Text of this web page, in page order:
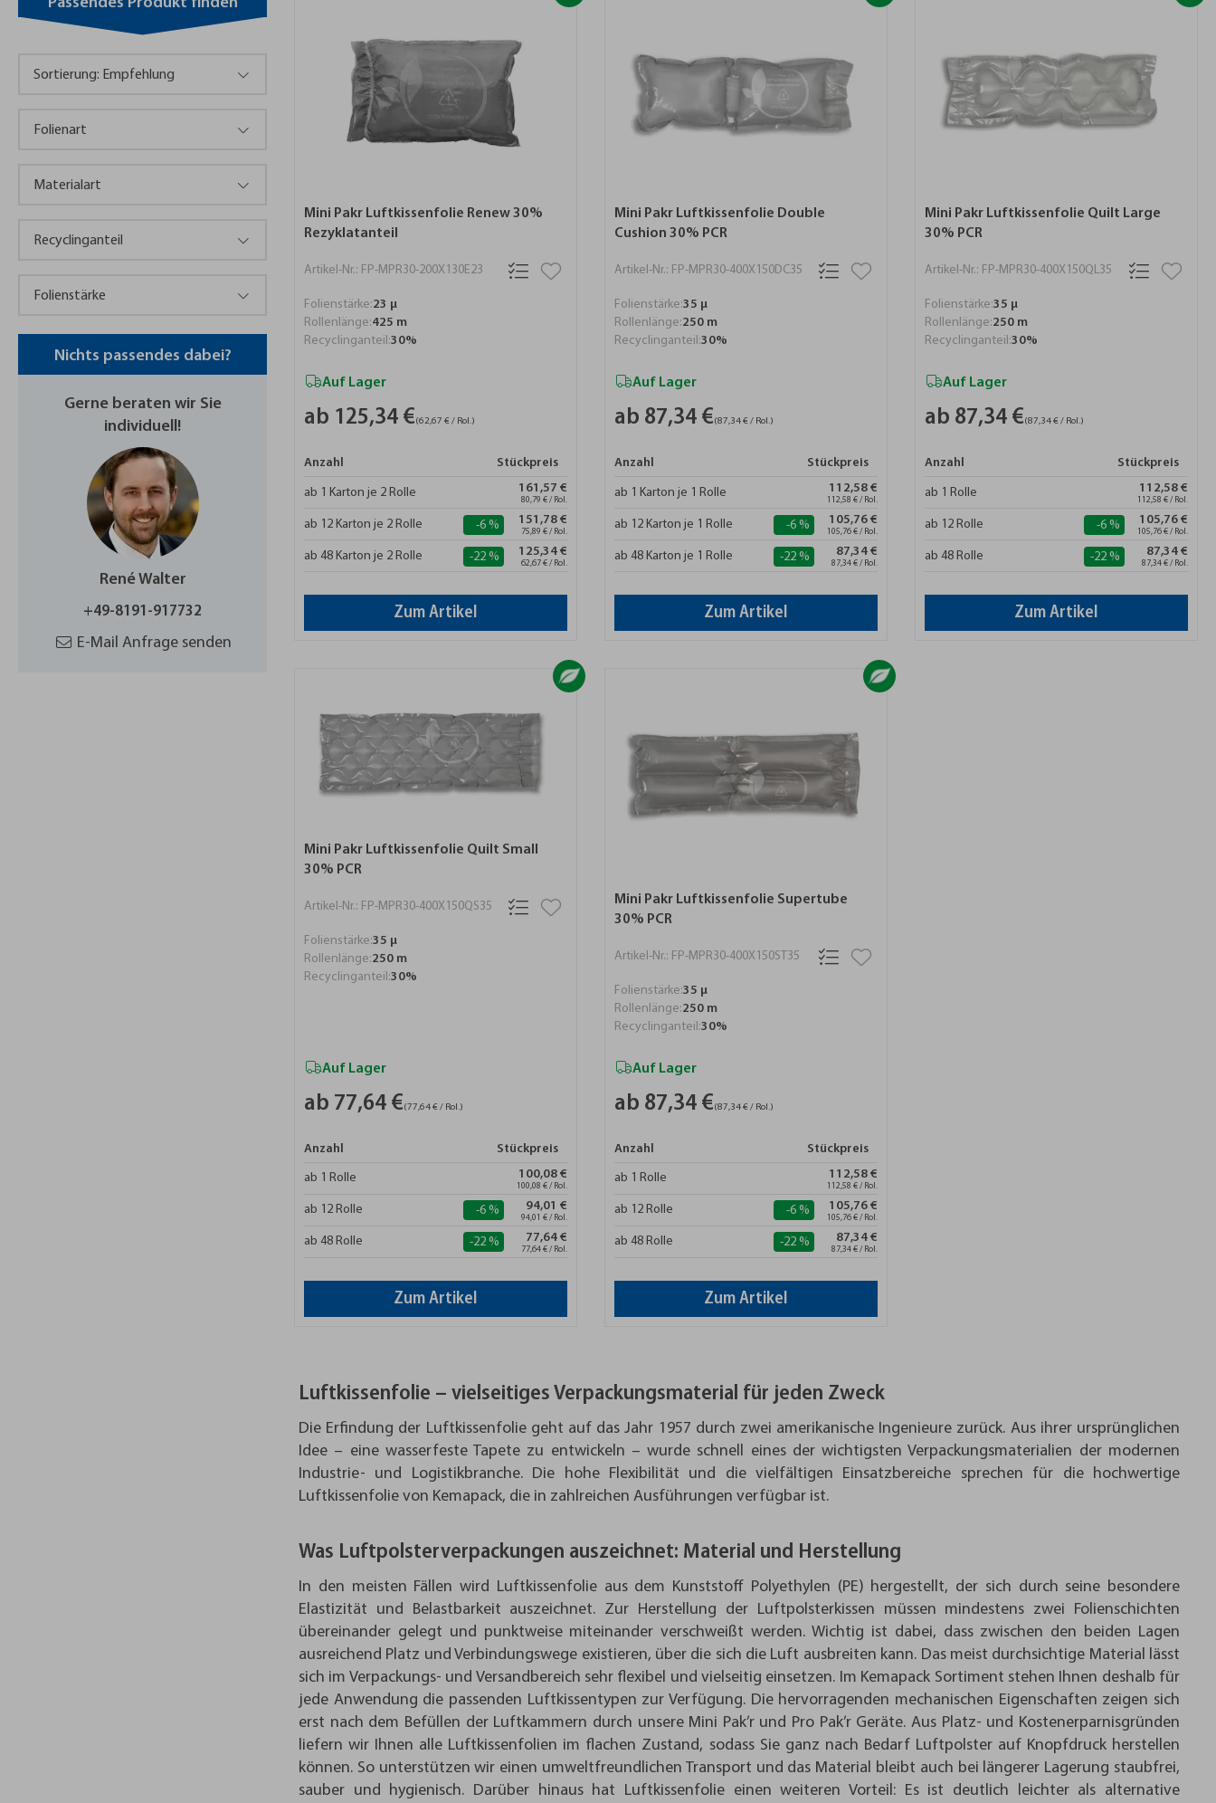
Nichts passendes dabei?
Gerne beraten wir Sie
individuell!
René Walter
+49-8191-917732
E-Mail Anfrage senden
Mini Pakr Luftkissenfolie Renew 30%
Rezyklatanteil
Artikel-Nr.: FP-MPR30-200X130E23
Folienstärke:23 µ
Rollenlänge:425 m
Recyclinganteil:30%
Auf Lager
ab 125,34 €(62,67 € / Rol.)
Anzahl Stückpreis
ab 1 Karton je 2 Rolle 161,57 €
80,79 € / Rol.
ab 12 Karton je 2 Rolle 151,78 €
75,89 € / Rol.
-6 %
ab 48 Karton je 2 Rolle 125,34 €
62,67 € / Rol.
-22 %
Zum Artikel
Mini Pakr Luftkissenfolie Double
Cushion 30% PCR
Artikel-Nr.: FP-MPR30-400X150DC35
Folienstärke:35 µ
Rollenlänge:250 m
Recyclinganteil:30%
Auf Lager
ab 87,34 €(87,34 € / Rol.)
Anzahl Stückpreis
ab 1 Karton je 1 Rolle 112,58 €
112,58 € / Rol.
ab 12 Karton je 1 Rolle 105,76 €
105,76 € / Rol.
-6 %
ab 48 Karton je 1 Rolle 87,34 €
87,34 € / Rol.
-22 %
Zum Artikel
Mini Pakr Luftkissenfolie Quilt Large
30% PCR
Artikel-Nr.: FP-MPR30-400X150QL35
Folienstärke:35 µ
Rollenlänge:250 m
Recyclinganteil:30%
Auf Lager
ab 87,34 €(87,34 € / Rol.)
Anzahl Stückpreis
ab 1 Rolle 112,58 €
112,58 € / Rol.
ab 12 Rolle 105,76 €
105,76 € / Rol.
-6 %
ab 48 Rolle 87,34 €
87,34 € / Rol.
-22 %
Zum Artikel
Mini Pakr Luftkissenfolie Quilt Small
30% PCR
Artikel-Nr.: FP-MPR30-400X150QS35
Folienstärke:35 µ
Rollenlänge:250 m
Recyclinganteil:30%
Auf Lager
ab 77,64 €(77,64 € / Rol.)
Anzahl Stückpreis
ab 1 Rolle 100,08 €
100,08 € / Rol.
ab 12 Rolle 94,01 €
94,01 € / Rol.
-6 %
ab 48 Rolle 77,64 €
77,64 € / Rol.
-22 %
Zum Artikel
Mini Pakr Luftkissenfolie Supertube
30% PCR
Artikel-Nr.: FP-MPR30-400X150ST35
Folienstärke:35 µ
Rollenlänge:250 m
Recyclinganteil:30%
Auf Lager
ab 87,34 €(87,34 € / Rol.)
Anzahl Stückpreis
ab 1 Rolle 112,58 €
112,58 € / Rol.
ab 12 Rolle 105,76 €
105,76 € / Rol.
-6 %
ab 48 Rolle 87,34 €
87,34 € / Rol.
-22 %
Zum Artikel
Luftkissenfolie – vielseitiges Verpackungsmaterial für jeden Zweck
Die Erfindung der Luftkissenfolie geht auf das Jahr 1957 durch zwei amerikanische Ingenieure zurück. Aus ihrer ursprünglichen
Idee – eine wasserfeste Tapete zu entwickeln – wurde schnell eines der wichtigsten Verpackungsmaterialien der modernen
Industrie- und Logistikbranche. Die hohe Flexibilität und die vielfältigen Einsatzbereiche sprechen für die hochwertige
Luftkissenfolie von Kemapack, die in zahlreichen Ausführungen verfügbar ist.
Was Luftpolsterverpackungen auszeichnet: Material und Herstellung
In den meisten Fällen wird Luftkissenfolie aus dem Kunststoff Polyethylen (PE) hergestellt, der sich durch seine besondere
Elastizität und Belastbarkeit auszeichnet. Zur Herstellung der Luftpolsterkissen müssen mindestens zwei Folienschichten
übereinander gelegt und punktweise miteinander verschweißt werden. Wichtig ist dabei, dass zwischen den beiden Lagen
ausreichend Platz und Verbindungswege existieren, über die sich die Luft ausbreiten kann. Das meist durchsichtige Material lässt
sich im Verpackungs- und Versandbereich sehr flexibel und vielseitig einsetzen. Im Kemapack Sortiment stehen Ihnen deshalb für
jede Anwendung die passenden Luftkissentypen zur Verfügung. Die hervorragenden mechanischen Eigenschaften zeigen sich
erst nach dem Befüllen der Luftkammern durch unsere Mini Pak’r und Pro Pak’r Geräte. Aus Platz- und Kostenerparnisgründen
liefern wir Ihnen alle Luftkissenfolien im flachen Zustand, sodass Sie ganz nach Bedarf Luftpolster auf Knopfdruck herstellen
können. So unterstützen wir einen umweltfreundlichen Transport und das Material bleibt auch bei längerer Lagerung staubfrei,
sauber und hygienisch. Darüber hinaus hat Luftkissenfolie einen weiteren Vorteil: Es ist deutlich leichter als alternative